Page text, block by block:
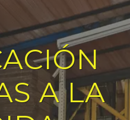
A LA